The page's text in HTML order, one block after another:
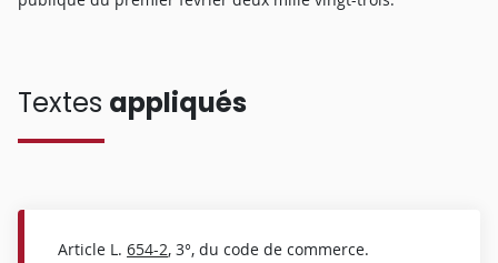
Textes appliqués
Article L. 654-2, 3°, du code de commerce.